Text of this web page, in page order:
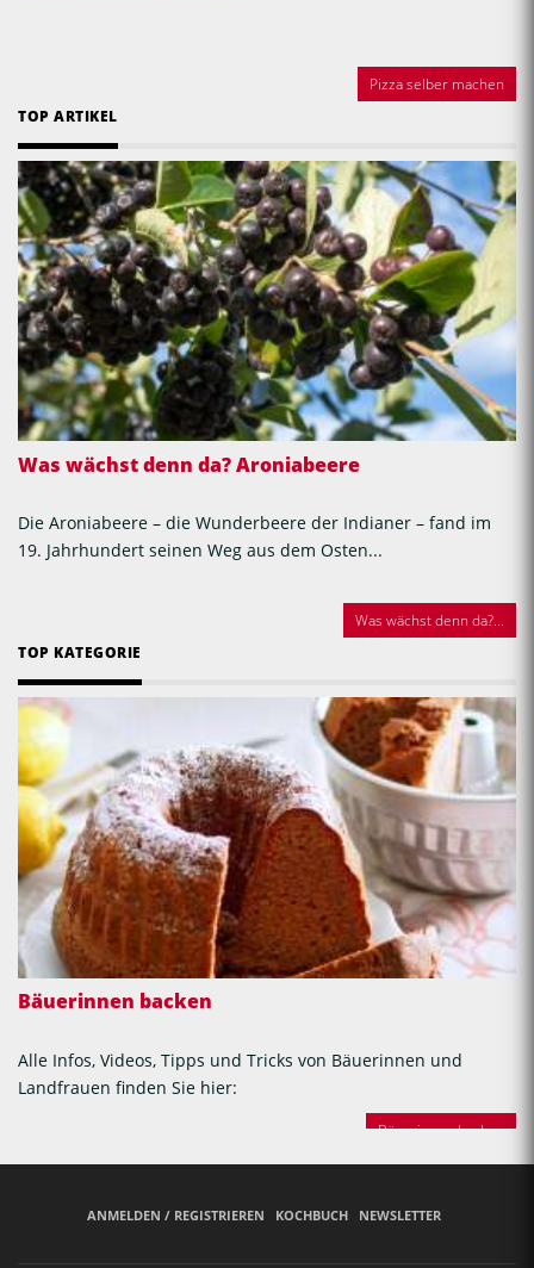
Pizza selber machen
TOP ARTIKEL
Was wächst denn da? Aroniabeere
Die Aroniabeere – die Wunderbeere der Indianer – fand im
19. Jahrhundert seinen Weg aus dem Osten...
Was wächst denn da?...
TOP KATEGORIE
Bäuerinnen backen
Alle Infos, Videos, Tipps und Tricks von Bäuerinnen und
Landfrauen finden Sie hier:
Bäuerinnen backen
ANMELDEN / REGISTRIEREN KOCHBUCH NEWSLETTER